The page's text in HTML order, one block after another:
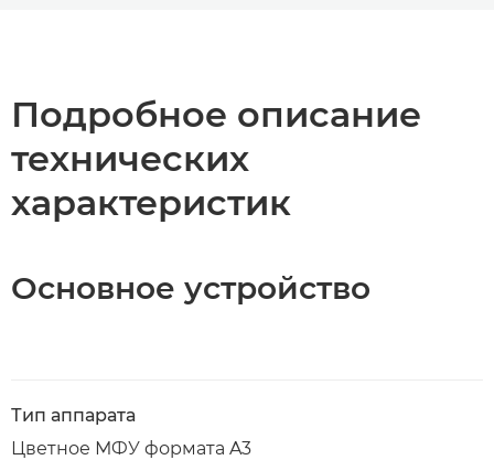
Подробное описание
технических
характеристик
Основное устройство
Тип аппарата
Цветное МФУ формата A3